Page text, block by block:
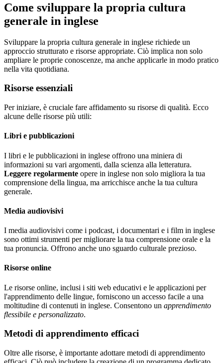
Come sviluppare la propria cultura
generale in inglese
Sviluppare la propria cultura generale in inglese richiede un
approccio strutturato e risorse appropriate. Ciò implica non solo
ampliare le proprie conoscenze, ma anche applicarle in modo pratico
nella vita quotidiana.
Risorse essenziali
Per iniziare, è cruciale fare affidamento su risorse di qualità. Ecco
alcune delle risorse più utili:
Libri e pubblicazioni
I libri e le pubblicazioni in inglese offrono una miniera di
informazioni su vari argomenti, dalla scienza alla letteratura.
Leggere regolarmente opere in inglese non solo migliora la tua
comprensione della lingua, ma arricchisce anche la tua cultura
generale.
Media audiovisivi
I media audiovisivi come i podcast, i documentari e i film in inglese
sono ottimi strumenti per migliorare la tua comprensione orale e la
tua pronuncia. Offrono anche uno sguardo culturale prezioso.
Risorse online
Le risorse online, inclusi i siti web educativi e le applicazioni per
l'apprendimento delle lingue, forniscono un accesso facile a una
moltitudine di contenuti in inglese. Consentono un apprendimento
flessibile e personalizzato.
Metodi di apprendimento efficaci
Oltre alle risorse, è importante adottare metodi di apprendimento